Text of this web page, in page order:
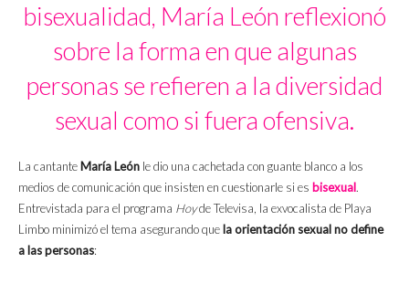
bisexualidad, María León reflexionó
sobre la forma en que algunas
personas se refieren a la diversidad
sexual como si fuera ofensiva.
La cantante María León le dio una cachetada con guante blanco a los
medios de comunicación que insisten en cuestionarle si es bisexual.
Entrevistada para el programa Hoyde Televisa, la exvocalista de Playa
Limbo minimizó el tema asegurando que la orientación sexual no define
a las personas: